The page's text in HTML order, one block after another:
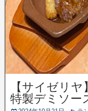
【サイゼリ
特製デミソー